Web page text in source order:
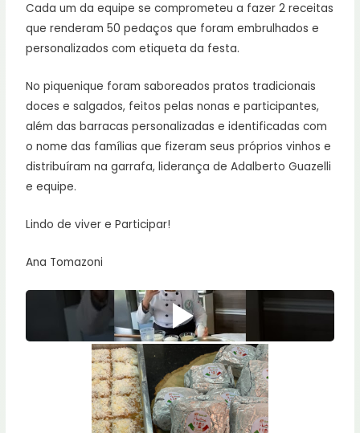
Cada um da equipe se comprometeu a fazer 2 receitas
que renderam 50 pedaços que foram embrulhados e
personalizados com etiqueta da festa.
No piquenique foram saboreados pratos tradicionais
doces e salgados, feitos pelas nonas e participantes,
além das barracas personalizadas e identificadas com
o nome das famílias que fizeram seus próprios vinhos e
distribuíram na garrafa, liderança de Adalberto Guazelli
e equipe.
Lindo de viver e Participar!
Ana Tomazoni